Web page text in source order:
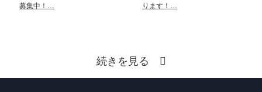
募集中！…
ります！…
続きを見る